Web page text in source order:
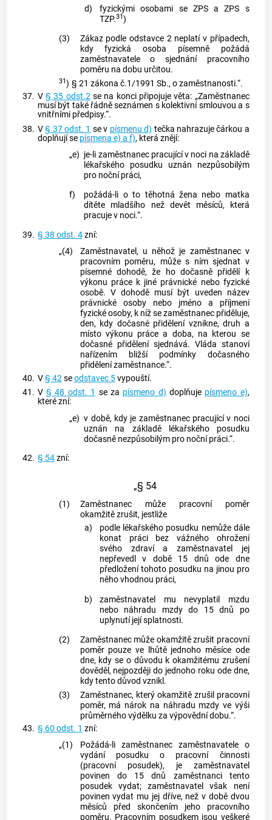
d)
fyzickými osobami se ZPS a ZPS s
TZP.31)
(3)
Zákaz podle odstavce 2 neplatí v případech,
kdy fyzická osoba písemně požádá
zaměstnavatele o sjednání pracovního
poměru na dobu určitou.
31) § 21 zákona č.1/1991 Sb., o zaměstnanosti.“.
37. V § 35 odst.2se na konci připojuje věta: „Zaměstnanec
musí být také řádně seznámen s kolektivní smlouvou a s
vnitřními předpisy.“.
38. V§ 37 odst. 1 se v písmenu d) tečka nahrazuje čárkou a
doplňují se písmena e) a f), která znějí:
„e) je-li zaměstnanec pracující v noci na základě
lékařského posudku uznán nezpůsobilým
pro noční práci,
f)
požádá-li o to těhotná žena nebo matka
dítěte mladšího než devět měsíců, která
pracuje v noci.“.
39. § 38 odst. 4zní:
„(4)
Zaměstnavatel, u něhož je zaměstnanec v
pracovním poměru, může s ním sjednat v
písemné dohodě, že ho dočasně přidělí k
výkonu práce k jiné právnické nebo fyzické
osobě. V dohodě musí být uveden název
právnické osoby nebo jméno a příjmení
fyzické osoby, k níž se zaměstnanec přiděluje,
den, kdy dočasné přidělení vznikne, druh a
místo výkonu práce a doba, na kterou se
dočasné přidělení sjednává. Vláda stanoví
nařízením bližší podmínky dočasného
přidělení zaměstnance.“.
40. V§ 42seodstavec 5vypouští.
41. V§ 48 odst. 1 se za písmeno d) doplňuje písmeno e),
které zní:
„e) v době, kdy je zaměstnanec pracující v noci
uznán na základě lékařského posudku
dočasně nezpůsobilým pro noční práci.“.
42. § 54zní:
„§ 54
(1)
Zaměstnanec může pracovní poměr
okamžitě zrušit, jestliže
a)
podle lékařského posudku nemůže dále
konat práci bez vážného ohrožení
svého zdraví a zaměstnavatel jej
nepřevedl v době 15 dnů ode dne
předložení tohoto posudku na jinou pro
něho vhodnou práci,
b)
zaměstnavatel mu nevyplatil mzdu
nebo náhradu mzdy do 15 dnů po
uplynutí její splatnosti.
(2)
Zaměstnanec může okamžitě zrušit pracovní
poměr pouze ve lhůtě jednoho měsíce ode
dne, kdy se o důvodu k okamžitému zrušení
dověděl, nejpozději do jednoho roku ode dne,
kdy tento důvod vznikl.
(3)
Zaměstnanec, který okamžitě zrušil pracovní
poměr, má nárok na náhradu mzdy ve výši
průměrného výdělku za výpovědní dobu.“.
43. § 60 odst. 1 zní:
„(1)
Požádá-li zaměstnanec zaměstnavatele o
vydání posudku o pracovní činnosti
(pracovní posudek), je zaměstnavatel
povinen do 15 dnů zaměstnanci tento
posudek vydat; zaměstnavatel však není
povinen vydat mu jej dříve, než v době dvou
měsíců před skončením jeho pracovního
poměru. Pracovním posudkem jsou veškeré